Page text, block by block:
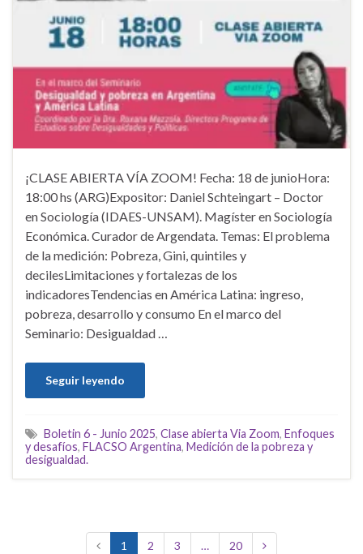
¡CLASE ABIERTA VÍA ZOOM! Fecha: 18 de junioHora:
18:00 hs (ARG)Expositor: Daniel Schteingart – Doctor
en Sociología (IDAES-UNSAM). Magíster en Sociología
Económica. Curador de Argendata. Temas: El problema
de la medición: Pobreza, Gini, quintiles y
decilesLimitaciones y fortalezas de los
indicadoresTendencias en América Latina: ingreso,
pobreza, desarrollo y consumo En el marco del
Seminario: Desigualdad …
Seguir leyendo
Boletin 6 - Junio 2025, Clase abierta Via Zoom, Enfoques
y desafíos, FLACSO Argentina, Medición de la pobreza y
desigualdad.
1 2 3 … 20